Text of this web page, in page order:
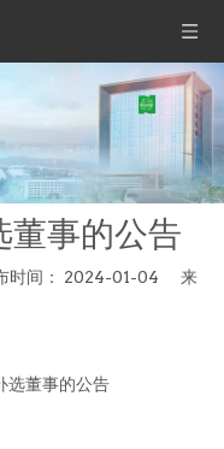
事的公告
时间： 2024-01-04 来
选董事的公告